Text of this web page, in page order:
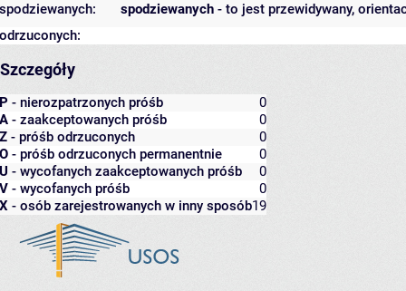
spodziewanych - to jest przewidywany,
spodziewanych:
odrzuconych:
Szczegóły
P - nierozpatrzonych próśb
0
A - zaakceptowanych próśb
0
Z - próśb odrzuconych
0
O - próśb odrzuconych permanentnie
0
U - wycofanych zaakceptowanych próśb
0
V - wycofanych próśb
0
X - osób zarejestrowanych w inny sposób19